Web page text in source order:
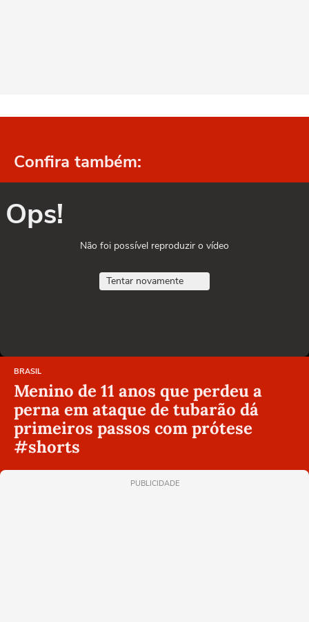
Confira também:
Ops!
Não foi possível reproduzir o vídeo
Tentar novamente
BRASIL
Menino de 11 anos que perdeu a
perna em ataque de tubarão dá
primeiros passos com prótese
#shorts
PUBLICIDADE